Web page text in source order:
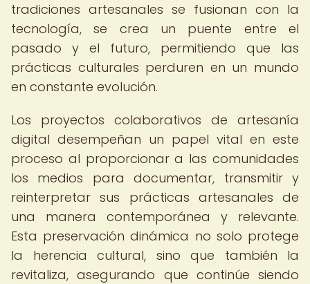
tradiciones artesanales se fusionan con la
tecnología, se crea un puente entre el
pasado y el futuro, permitiendo que las
prácticas culturales perduren en un mundo
en constante evolución.
Los proyectos colaborativos de artesanía
digital desempeñan un papel vital en este
proceso al proporcionar a las comunidades
los medios para documentar, transmitir y
reinterpretar sus prácticas artesanales de
una manera contemporánea y relevante.
Esta preservación dinámica no solo protege
la herencia cultural, sino que también la
revitaliza, asegurando que continúe siendo